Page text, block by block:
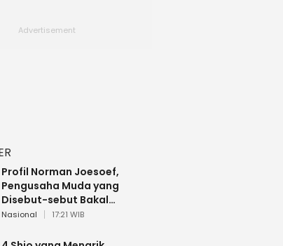
Profil Norman Joesoef,
Pengusaha Muda yang
Disebut-sebut Bakal
Dilantik Jadi Wamenhan RI
Nasional 17:21 WIB